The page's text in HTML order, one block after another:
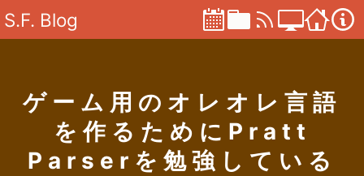
S.F. Blog
ゲーム用のオレオレ言語
を作るためにPratt
Parserを勉強している